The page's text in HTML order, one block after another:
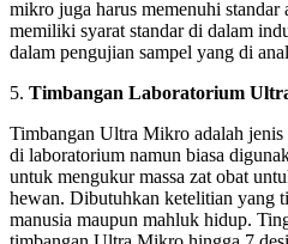
mikro juga harus memenuhi
memiliki syarat standar di dalam
dalam pengujian sampel yang di
5. Timbangan Laboratorium
Timbangan Ultra Mikro adalah
di laboratorium namun biasa
untuk mengukur massa zat obat
hewan. Dibutuhkan ketelitian yang
manusia maupun mahluk hidup.